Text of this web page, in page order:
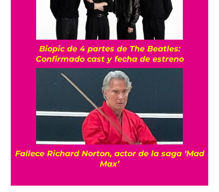
Biopic de 4 partes de The Beatles:
Confirmado cast y fecha de estreno
Fallece Richard Norton, actor de la saga ‘Mad
Max’